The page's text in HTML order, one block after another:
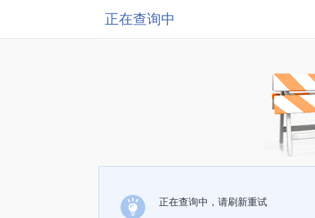
正在查询中
正在查询中，请刷新重试